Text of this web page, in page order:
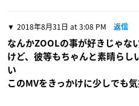
2018年8月31日 at 3:08 PM 返信
なんかZOOLの事が好きじゃな
けど、彼等もちゃんと素晴らし
い
このMVをきっかけに少しでも